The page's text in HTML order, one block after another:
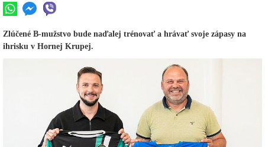
Zlúčené B-mužstvo bude naďalej trénovať a hrávať svoje zápasy na
ihrisku v Hornej Krupej.